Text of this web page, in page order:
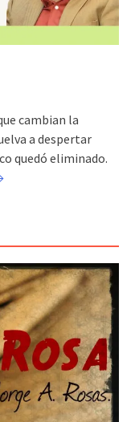
cambian la
a despertar
quedó eliminado.